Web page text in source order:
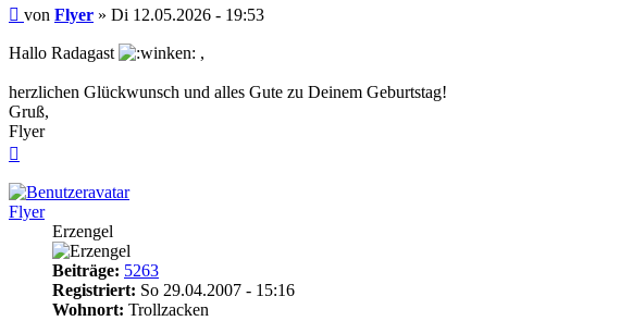
Beitrag
von Flyer » Di 12.05.2026 - 19:53
Hallo Radagast ,
herzlichen Glückwunsch und alles Gute zu Deinem Geburtstag!
Gruß,
Flyer
Flyer
Erzengel
Beiträge: 5263
Registriert: So 29.04.2007 - 15:16
Wohnort: Trollzacken